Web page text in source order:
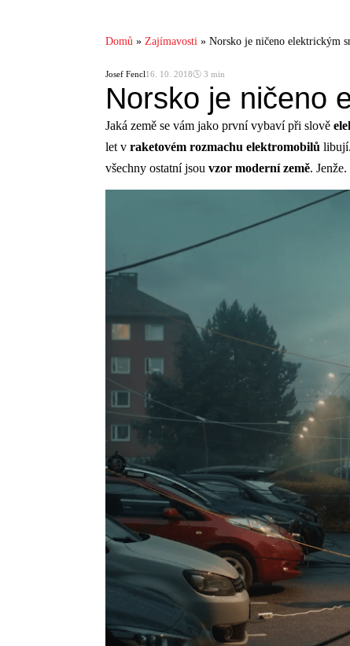
Domů » Zajímavosti » Norsko je ničeno elektrickým
Josef Fencl16. 10. 2018🕓 3 min
Norsko je ničeno
Jaká země se vám jako první vybaví při slově
let v raketovém rozmachu elektromobilů
všechny ostatní jsou vzor moderní země.